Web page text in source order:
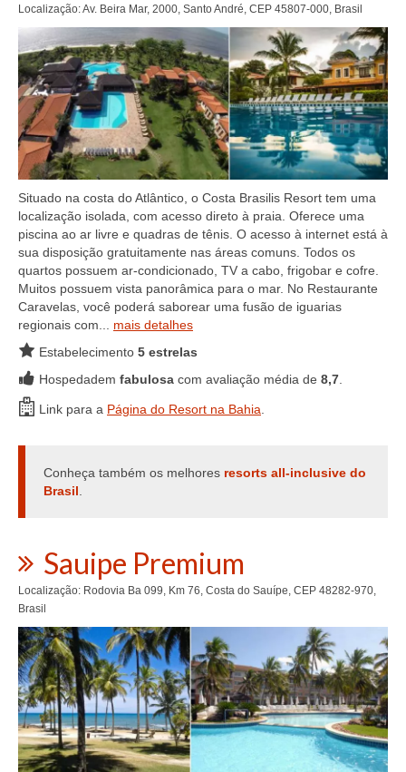
Localização: Av. Beira Mar, 2000, Santo André, CEP 45807-000, Brasil
Situado na costa do Atlântico, o Costa Brasilis Resort tem uma
localização isolada, com acesso direto à praia. Oferece uma
piscina ao ar livre e quadras de tênis. O acesso à internet está à
sua disposição gratuitamente nas áreas comuns. Todos os
quartos possuem ar-condicionado, TV a cabo, frigobar e cofre.
Muitos possuem vista panorâmica para o mar. No Restaurante
Caravelas, você poderá saborear uma fusão de iguarias
regionais com... mais detalhes
Estabelecimento 5 estrelas
Hospedadem fabulosa com avaliação média de 8,7
Link para a Página do Resort na Bahia
Conheça também os melhores resorts all-inclusive do
Brasil
Sauipe Premium
Localização: Rodovia Ba 099, Km 76, Costa do Sauípe, CEP 48282-970,
Brasil